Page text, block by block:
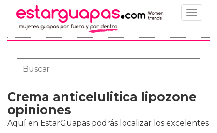
Toggle
Crema anticelulitica lipozone
opiniones
Aquí en EstarGuapas podrás localizar los excelentes